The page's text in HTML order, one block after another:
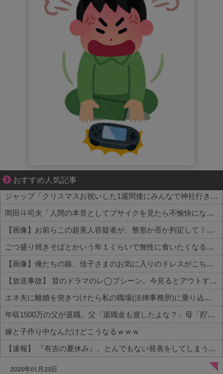
おすすめ人気記事
夫婦なのに、心が一番遠かった日々
ジャップ「クリスマスお祝いした1週間後にみんなで神社行きます」←これ
岡田斗司夫「人間の本音としてブサイクを見たら不愉快になる。この責任をどうとるんだ」
【画像】お前らこの超美人容疑者が、整形か否か判定して！！→画像がこちらw w w w w w w w w w
ごつ盛り焼きそばとかいう年１くらいで無性に食いたくなるやつｗｗｗｗｗｗｗｗ
【画像】俺たちの姫、佳子さまのお気に入りのドレスがこちらです←コレは可愛過ぎるw w w w w w w w
【放送事故】 昔のドラマのレ◯プシーン、今見るとアウトすぎる・・・
エネ夫に離婚を突きつけたら私の職場(法律事務所)に乗り込んできた 堂々と「離婚の法律相談です。母の薦めでこちらに参りました」と言っているが、...
年収1500万の父が退職。父「退職金も渡したよな？」母「貯金なんてないよー」父「全部なくなったの！？」→予想外の返事に家族騒然となり…
嫁と子作り中なんだけどこうなるｗｗｗ
【速報】 『有吉の夏休み』、とんでもない発表をしてしまう！！！！！
Powered by livedoor 相互RSS
2025年01月23日